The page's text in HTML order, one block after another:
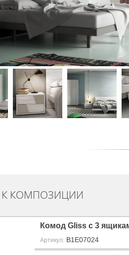
КОМПОЗИЦИИ
Комод Gliss с 3
Артикул: B1E07024